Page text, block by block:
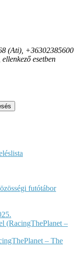
(Ati), +36302385600
esetben
futótábor
(RacingThePlanet –
– The